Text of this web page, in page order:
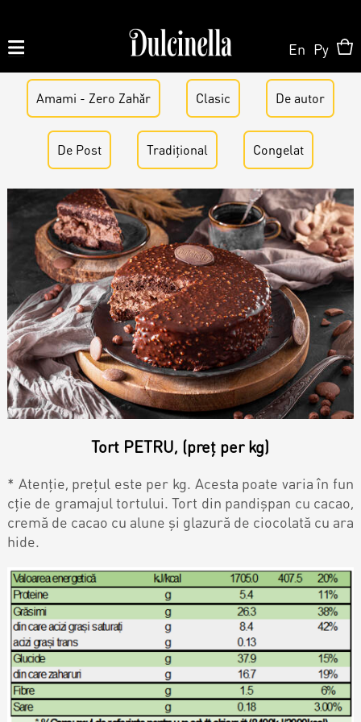
Produse la comandă:
062 10 02 11
060 02 58 58
La Comandă
La Comandă
Tort la Comandă
Bento cake
Colaci
Umpluturi
Candy Bar
Macarons personalizat
CakePops personalizat
Cupcake personalizat
Magazin Online
Patisserie & Cofetărie
Torturi
Prajituri
Desert
Macarons
Croissants & muffins
Biscuiţi
Despre Noi
Magazine
En Ру
Amami - Zero Zahǎr Clasic De аutor
De Post Tradițional Congelat
Tort PETRU, (preț per kg)
* Atenție, prețul este per kg. Acesta poate varia în fun
cție de gramajul tortului. Tort din pandișpan cu cacao,
cremă de cacao cu alune și glazură de ciocolată cu ara
hide.